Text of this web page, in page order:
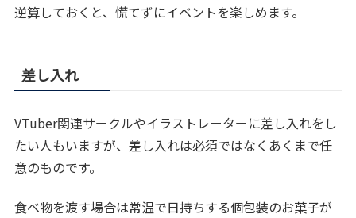
逆算しておくと、慌てずにイベントを楽しめます。
差し入れ
VTuber関連サークルやイラストレーターに差し入れをし
たい人もいますが、差し入れは必須ではなくあくまで任
意のものです。
食べ物を渡す場合は常温で日持ちする個包装のお菓子が